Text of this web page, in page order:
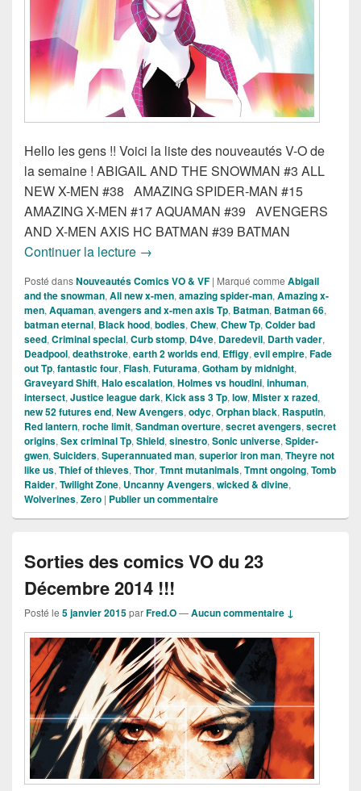
Hello les gens !! Voici la liste des nouveautés V-O de
la semaine ! ABIGAIL AND THE SNOWMAN #3 ALL
NEW X-MEN #38 AMAZING SPIDER-MAN #15
AMAZING X-MEN #17 AQUAMAN #39 AVENGERS
AND X-MEN AXIS HC BATMAN #39 BATMAN
Continuer la lecture Sorties des comics VO du 18 Février
→
Posté dansNouveautés Comics VO & VF | Marqué comme Abigail
and the snowman, All new x-men, amazing spider-man, Amazing x-
men, Aquaman, avengers and x-men axis Tp, Batman, Batman 66,
batman eternal, Black hood, bodies, Chew, Chew Tp, Colder bad
seed, Criminal special, Curb stomp, D4ve, Daredevil, Darth vader,
Deadpool, deathstroke, earth 2 worlds end, Effigy, evil empire, Fade
out Tp, fantastic four, Flash, Futurama, Gotham by midnight,
Graveyard Shift, Halo escalation, Holmes vs houdini, inhuman,
intersect, Justice league dark, Kick ass 3 Tp, low, Mister x razed,
new 52 futures end, New Avengers, odyc, Orphan black, Rasputin,
Red lantern, roche limit, Sandman overture, secret avengers, secret
origins, Sex criminal Tp, Shield, sinestro, Sonic universe, Spider-
gwen, Suiciders, Superannuated man, superior iron man, Theyre not
like us, Thief of thieves, Thor, Tmnt mutanimals, Tmnt ongoing, Tomb
Raider, Twilight Zone, Uncanny Avengers, wicked & divine,
Wolverines, Zero | Publier un commentaire
Sorties des comics VO du 23
Décembre 2014 !!!
Posté le 5 janvier 2015parFred.O—Aucun commentaire ↓